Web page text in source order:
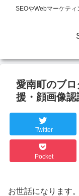
SEOやWebマーケティ
愛南町のブ
援・顔画像認
Twitter
Pocket
お世話になります